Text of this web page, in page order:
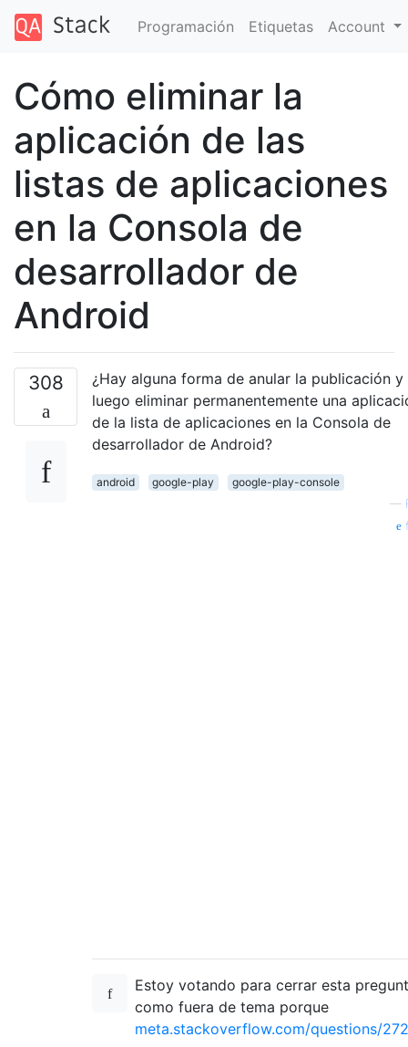
Programación Etiquetas Account
Cómo eliminar la
aplicación de las
listas de aplicaciones
en la Consola de
desarrollador de
Android
308
¿Hay alguna forma de anular la publicación y
luego eliminar permanentemente una
de la lista de aplicaciones en la Consola de
desarrollador de Android?
android google-play
google-play-console
—
Estoy votando para cerrar esta
como fuera de tema porque
meta.stackoverflow.com/questions/